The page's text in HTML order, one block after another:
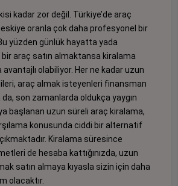
kadar zor değil. Türkiye’de araç
oranla çok daha profesyonel bir
yüzden günlük hayatta yada
araç satın almaktansa kiralama
olabiliyor. Her ne kadar uzun
araç almak isteyenleri finansman
son zamanlarda oldukça yaygın
başlanan uzun süreli araç kiralama,
konusunda ciddi bir alternatif
Kiralama süresince
de hesaba kattığınızda, uzun
satın almaya kıyasla sizin için daha
olacaktır.